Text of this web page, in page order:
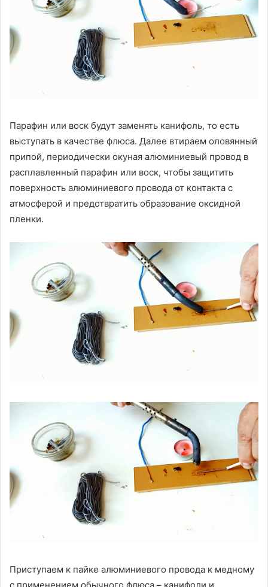
Парафин или воск будут заменять канифоль, то есть
выступать в качестве флюса. Далее втираем оловянный
припой, периодически окуная алюминиевый провод в
расплавленный парафин или воск, чтобы защитить
поверхность алюминиевого провода от контакта с
атмосферой и предотвратить образование оксидной
пленки.
Приступаем к пайке алюминиевого провода к медному
с применением обычного флюса – канифоли и